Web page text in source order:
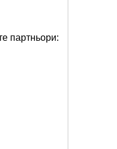
партньори: